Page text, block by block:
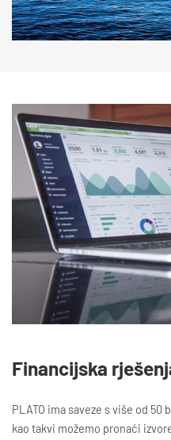
Financijska
PLATO ima saveze s više od
kao takvi možemo pronaći